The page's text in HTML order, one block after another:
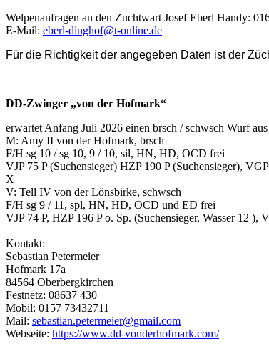
Welpenanfragen an den Zuchtwart Josef Eberl Handy:
E-Mail: eberl-dinghof@t-online.de
Für die Richtigkeit der angegeben Daten ist der
DD-Zwinger „von der Hofmark“
erwartet Anfang Juli 2026 einen brsch / schwsch Wurf aus
M: Amy II von der Hofmark, brsch
F/H sg 10 / sg 10, 9 / 10, sil, HN, HD, OCD frei
VJP 75 P (Suchensieger) HZP 190 P (Suchensieger),
X
V: Tell IV von der Lönsbirke, schwsch
F/H sg 9 / 11, spl, HN, HD, OCD und ED frei
VJP 74 P, HZP 196 P o. Sp. (Suchensieger, Wasser 12 ),
Kontakt:
Sebastian Petermeier
Hofmark 17a
84564 Oberbergkirchen
Festnetz: 08637 430
Mobil: 0157 73432711
Mail: sebastian.petermeier@gmail.com
Webseite: https://www.dd-vonderhofmark.com/